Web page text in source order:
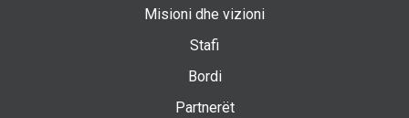
Misioni dhe vizioni
Stafi
Bordi
Partnerët